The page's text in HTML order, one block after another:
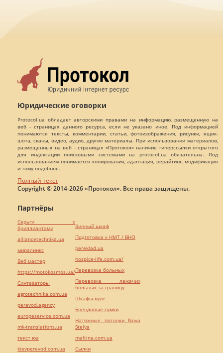
Юридические оговорки
Protocol.ua обладает авторскими правами на информацию, размещенную на
веб - страницах данного ресурса, если не указано иное. Под информацией
понимаются тексты, комментарии, статьи, фотоизображения, рисунки, ящик-
шота, сканы, видео, аудио, другие материалы. При использовании материалов,
размещенных на веб - страницах «Протокол» наличие гиперссылки открытого
для индексации поисковыми системами на protocol.ua обязательна. Под
использованием понимается копирования, адаптация, рерайтинг, модификация
и тому подобное.
Полный текст
Copyright © 2014-2026 «Протокол». Все права защищены.
Партнёры
Серьги с
бриллиантами
alliancetechnika.ua
миралинкс
Веб мастер
https://motokosmos.ua/
Синтезаторы
agrotechnika.com.ua
perevod.agency
europeservice.com.ua
mk-translations.ua
текст юа
kievperevod.com.ua
Винный шкаф
Подготовка к НМТ / ВНО
pereklad.ua
hospice-life.com.ua/
Перевозка больных
Перевозка лежачих
больных за границу
Шкафы купе
Брендовые сумки
Натяжные потолки Nova
Stelya
maltina.com.ua
Cылки